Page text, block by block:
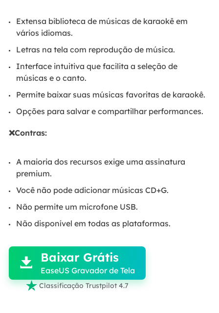
Extensa biblioteca de músicas de karaokê em
vários idiomas.
Letras na tela com reprodução de música.
Interface intuitiva que facilita a seleção de
músicas e o canto.
Permite baixar suas músicas favoritas de karaokê.
Opções para salvar e compartilhar performances.
❌Contras:
A maioria dos recursos exige uma assinatura
premium.
Você não pode adicionar músicas CD+G.
Não permite um microfone USB.
Não disponível em todas as plataformas.

 Baixar Grátis
EaseUS Gravador de Tela
 Classificação Trustpilot 4.7